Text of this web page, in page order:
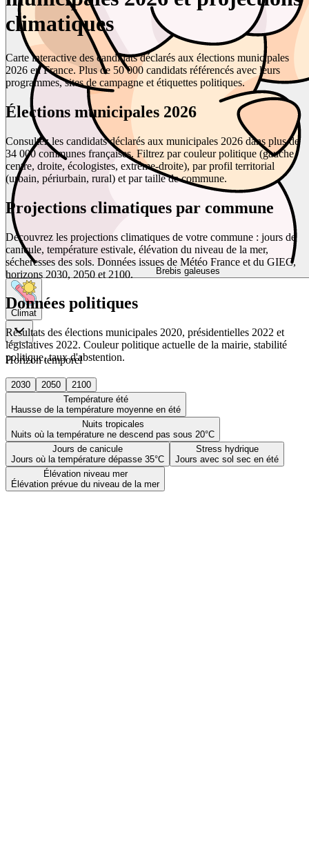
Brebis galeuses
Climat
Horizon temporel
2030 2050
2100
Température été
Hausse de la température moyenne en été
Nuits tropicales
Nuits où la température ne descend pas sous 20°C
Jours de canicule
Jours où la température dépasse 35°C
Stress hydrique
Jours avec sol sec en été
Élévation niveau mer
Élévation prévue du niveau de la mer
climatiques
Carte interactive des candidats déclarés aux élections municipales
2026 en France. Plus de 50 000 candidats référencés avec leurs
programmes, sites de campagne et étiquettes politiques.
Élections municipales 2026
Consultez les candidats déclarés aux municipales 2026 dans plus de
34 000 communes françaises. Filtrez par couleur politique (gauche,
centre, droite, écologistes, extrême-droite), par profil territorial
(urbain, périurbain, rural) et par taille de commune.
Projections climatiques par commune
Découvrez les projections climatiques de votre commune : jours de
canicule, température estivale, élévation du niveau de la mer,
sécheresses des sols. Données issues de Météo France et du GIEC,
horizons 2030, 2050 et 2100.
Données politiques
Résultats des élections municipales 2020, présidentielles 2022 et
législatives 2022. Couleur politique actuelle de la mairie, stabilité
politique, taux d'abstention.